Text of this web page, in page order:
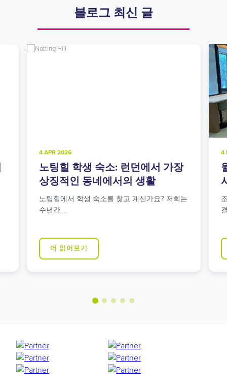
블로그 최신 글
4 FEB 2025
월섬스토 학생 숙소: 동런던의 도
시와 녹지의 완벽한 조화
조용하면서도 런던 중심부와의 뛰어난 교통 연
결성을 모…
더 읽어보기